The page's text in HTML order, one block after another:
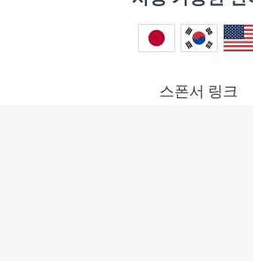
스폰서 링크